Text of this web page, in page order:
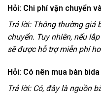
Hỏi: Chi phí vận chuyển
Trả lời: Thông thường giá
chuyển. Tuy nhiên, nếu
sẽ được hỗ trợ miễn phí
Hỏi: Có nên mua bàn
Trả lời: Có, đây là nguồn